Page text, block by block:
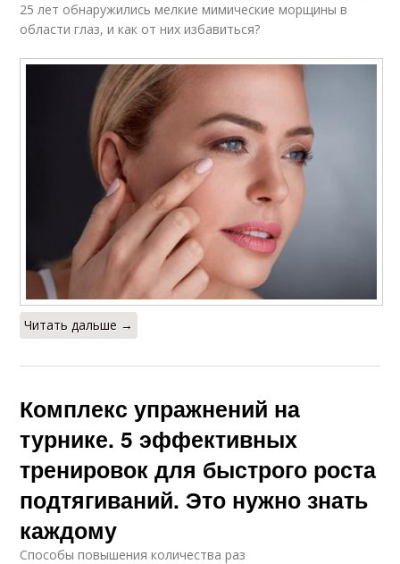
25 лет обнаружились мелкие мимические морщины в
области глаз, и как от них избавиться?
Читать дальше →
Комплекс упражнений на
турнике. 5 эффективных
тренировок для быстрого роста
подтягиваний. Это нужно знать
каждому
Способы повышения количества раз